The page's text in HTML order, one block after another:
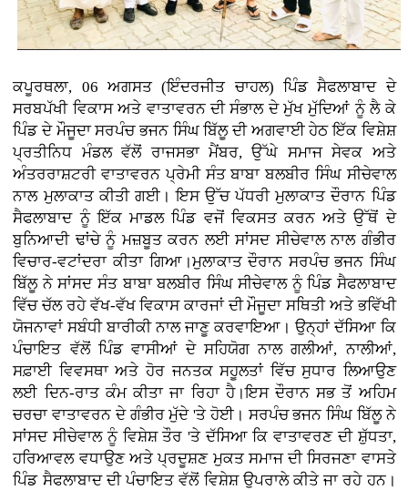
ਕਪੂਰਥਲਾ, 06 ਅਗਸਤ (ਇੰਦਰਜੀਤ ਚਾਹਲ) ਪਿੰਡ ਸੈਫਲਾਬਾਦ ਦੇ
ਸਰਬਪੱਖੀ ਵਿਕਾਸ ਅਤੇ ਵਾਤਾਵਰਨ ਦੀ ਸੰਭਾਲ ਦੇ ਮੁੱਖ ਮੁੱਦਿਆਂ ਨੂੰ ਲੈ ਕੇ
ਪਿੰਡ ਦੇ ਮੌਜੂਦਾ ਸਰਪੰਚ ਭਜਨ ਸਿੰਘ ਬਿੱਲੂ ਦੀ ਅਗਵਾਈ ਹੇਠ ਇੱਕ ਵਿਸ਼ੇਸ਼
ਪ੍ਰਤੀਨਿਧ ਮੰਡਲ ਵੱਲੋਂ ਰਾਜਸਭਾ ਮੈਂਬਰ, ਉੱਘੇ ਸਮਾਜ ਸੇਵਕ ਅਤੇ
ਅੰਤਰਰਾਸ਼ਟਰੀ ਵਾਤਾਵਰਨ ਪ੍ਰੇਮੀ ਸੰਤ ਬਾਬਾ ਬਲਬੀਰ ਸਿੰਘ ਸੀਚੇਵਾਲ
ਨਾਲ ਮੁਲਾਕਾਤ ਕੀਤੀ ਗਈ। ਇਸ ਉੱਚ ਪੱਧਰੀ ਮੁਲਾਕਾਤ ਦੌਰਾਨ ਪਿੰਡ
ਸੈਫਲਾਬਾਦ ਨੂੰ ਇੱਕ ਮਾਡਲ ਪਿੰਡ ਵਜੋਂ ਵਿਕਸਤ ਕਰਨ ਅਤੇ ਉੱਥੋਂ ਦੇ
ਬੁਨਿਆਦੀ ਢਾਂਚੇ ਨੂੰ ਮਜ਼ਬੂਤ ਕਰਨ ਲਈ ਸਾਂਸਦ ਸੀਚੇਵਾਲ ਨਾਲ ਗੰਭੀਰ
ਵਿਚਾਰ-ਵਟਾਂਦਰਾ ਕੀਤਾ ਗਿਆ।ਮੁਲਾਕਾਤ ਦੌਰਾਨ ਸਰਪੰਚ ਭਜਨ ਸਿੰਘ
ਬਿੱਲੂ ਨੇ ਸਾਂਸਦ ਸੰਤ ਬਾਬਾ ਬਲਬੀਰ ਸਿੰਘ ਸੀਚੇਵਾਲ ਨੂੰ ਪਿੰਡ ਸੈਫਲਾਬਾਦ
ਵਿੱਚ ਚੱਲ ਰਹੇ ਵੱਖ-ਵੱਖ ਵਿਕਾਸ ਕਾਰਜਾਂ ਦੀ ਮੌਜੂਦਾ ਸਥਿਤੀ ਅਤੇ ਭਵਿੱਖੀ
ਯੋਜਨਾਵਾਂ ਸਬੰਧੀ ਬਾਰੀਕੀ ਨਾਲ ਜਾਣੂ ਕਰਵਾਇਆ। ਉਨ੍ਹਾਂ ਦੱਸਿਆ ਕਿ
ਪੰਚਾਇਤ ਵੱਲੋਂ ਪਿੰਡ ਵਾਸੀਆਂ ਦੇ ਸਹਿਯੋਗ ਨਾਲ ਗਲੀਆਂ, ਨਾਲੀਆਂ,
ਸਫ਼ਾਈ ਵਿਵਸਥਾ ਅਤੇ ਹੋਰ ਜਨਤਕ ਸਹੂਲਤਾਂ ਵਿੱਚ ਸੁਧਾਰ ਲਿਆਉਣ
ਲਈ ਦਿਨ-ਰਾਤ ਕੰਮ ਕੀਤਾ ਜਾ ਰਿਹਾ ਹੈ।ਇਸ ਦੌਰਾਨ ਸਭ ਤੋਂ ਅਹਿਮ
ਚਰਚਾ ਵਾਤਾਵਰਨ ਦੇ ਗੰਭੀਰ ਮੁੱਦੇ 'ਤੇ ਹੋਈ। ਸਰਪੰਚ ਭਜਨ ਸਿੰਘ ਬਿੱਲੂ ਨੇ
ਸਾਂਸਦ ਸੀਚੇਵਾਲ ਨੂੰ ਵਿਸ਼ੇਸ਼ ਤੌਰ 'ਤੇ ਦੱਸਿਆ ਕਿ ਵਾਤਾਵਰਣ ਦੀ ਸ਼ੁੱਧਤਾ,
ਹਰਿਆਵਲ ਵਧਾਉਣ ਅਤੇ ਪ੍ਰਦੂਸ਼ਣ ਮੁਕਤ ਸਮਾਜ ਦੀ ਸਿਰਜਣਾ ਵਾਸਤੇ
ਪਿੰਡ ਸੈਫਲਾਬਾਦ ਦੀ ਪੰਚਾਇਤ ਵੱਲੋਂ ਵਿਸ਼ੇਸ਼ ਉਪਰਾਲੇ ਕੀਤੇ ਜਾ ਰਹੇ ਹਨ।